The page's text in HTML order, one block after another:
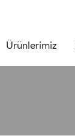
Ürünlerimiz